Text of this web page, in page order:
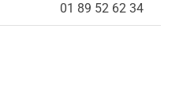
01 89 52 62 34